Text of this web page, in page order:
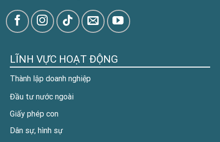
LĨNH VỰC HOẠT ĐỘNG
Thành lập doanh nghiệp
Đầu tư nước ngoài
Giấy phép con
Dân sự, hình sự